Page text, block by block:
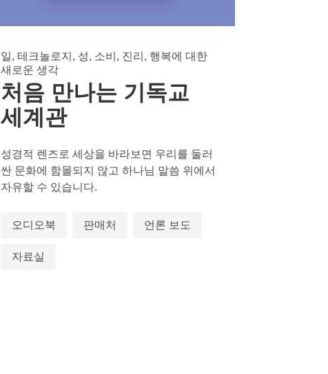
일, 테크놀로지, 성, 소비, 진리, 행복에 대한
새로운 생각
처음 만나는 기독교
세계관
성경적 렌즈로 세상을 바라보면 우리를 둘러
싼 문화에 함몰되지 않고 하나님 말씀 위에서
자유할 수 있습니다.
오디오북 판매처 언론 보도
자료실